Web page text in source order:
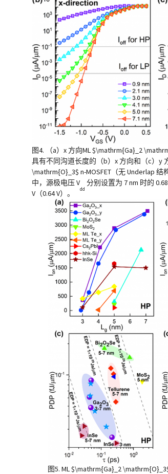
图4. （a）x 方向ML $\mathrm{Ga}_2
具有不同沟道长度的（b）x 方向和（c）y
\mathrm{O}_3$ n-MOSFET（无 Underlap
中，源极电压 V
dd
分别设置为 7 nm 时的
V（0.64 V）。
图5. ML $\mathrm{Ga}_2